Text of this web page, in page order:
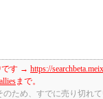
です → https://
まで。
ため、すでに売り切れ